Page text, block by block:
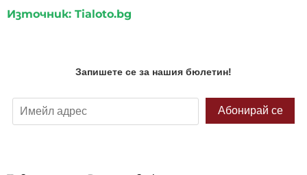
Източник: Tialoto.bg